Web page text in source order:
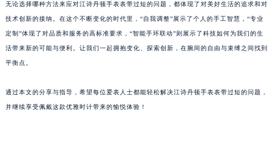
无论选择哪种方法来应对江诗丹顿手表表带过短的问题，都体现了对美好生活的追求和对
技术创新的接纳。在这个不断变化的时代里，“自我调整”展示了个人的手工智慧，“专业
定制”体现了对品质和服务的高标准要求，“智能手环联动”则展示了科技如何为我们的生
活带来新的可能与便利。让我们一起拥抱变化、探索创新，在腕间的自由与束缚之间找到
平衡点。
通过本文的分享与指导，希望每位爱表人士都能轻松解决江诗丹顿手表表带过短的问题，
并继续享受佩戴这款优雅时计带来的愉悦体验！